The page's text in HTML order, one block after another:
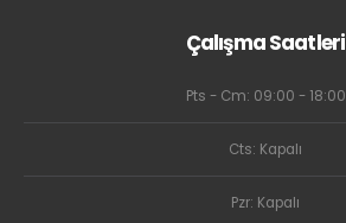
Çalışma Saatleri
Pts - Cm: 09:00 - 18:00
Cts: Kapalı
Pzr: Kapalı